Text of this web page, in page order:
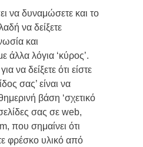
να δυναμώσετε και το
να δείξετε
και
άλλα λόγια ‘κύρος’.
να δείξετε ότι είστε
σας’ είναι να
βάση ‘σχετικό
σας σε web,
που σημαίνει ότι
φρέσκο υλικό από